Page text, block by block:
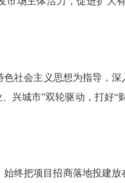
会主义思想为指导，深
兴城市”双轮驱动，打好
始终把项目招商落地投建放